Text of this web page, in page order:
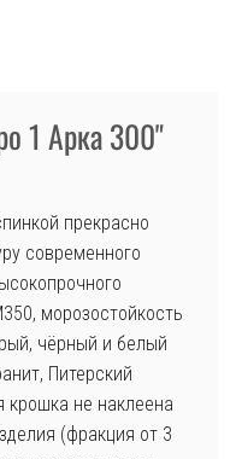
1 Арка 300"
прекрасно
современного
морозостойкость
чёрный и белый
Питерский
крошка не наклеена
(фракция от 3